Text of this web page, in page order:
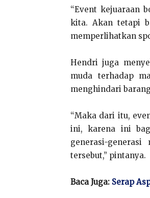
“Event kejuaraan
kita. Akan tetapi
memperlihatkan
Hendri juga
muda terhadap
menghindari
“Maka dari itu,
ini, karena ini
generasi-
tersebut,” pintanya.
Baca Juga: Serap